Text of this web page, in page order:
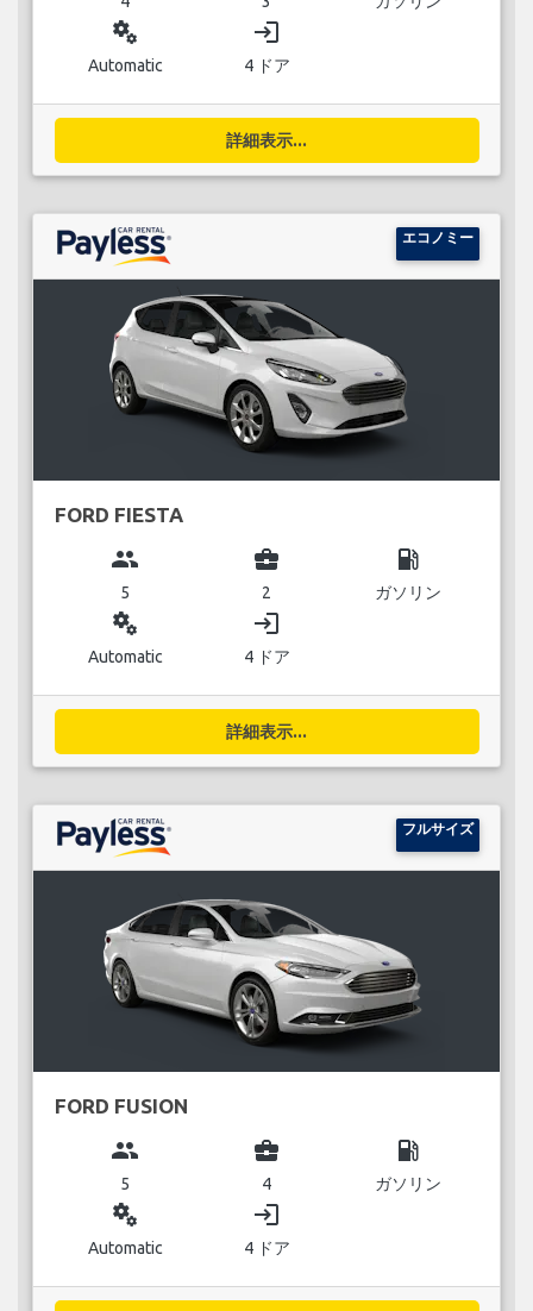
miscellaneous_services
Automatic
login
4 ドア
詳細表示...
エコノミー
FORD FIESTA
group
5
business_center
2
local_gas_station
ガソリン
miscellaneous_services
Automatic
login
4 ドア
詳細表示...
フルサイズ
FORD FUSION
group
5
business_center
4
local_gas_station
ガソリン
miscellaneous_services
Automatic
login
4 ドア